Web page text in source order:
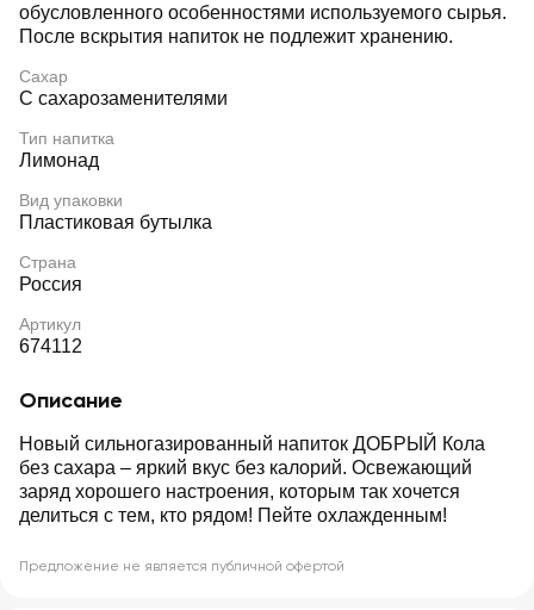
обусловленного особенностями используемого сырья.
После вскрытия напиток не подлежит хранению.
Сахар
С сахарозаменителями
Тип напитка
Лимонад
Вид упаковки
Пластиковая бутылка
Страна
Россия
Артикул
674112
Описание
Новый сильногазированный напиток ДОБРЫЙ Кола
без сахара ‒ яркий вкус без калорий. Освежающий
заряд хорошего настроения, которым так хочется
делиться с тем, кто рядом! Пейте охлажденным!
Предложение не является публичной офертой